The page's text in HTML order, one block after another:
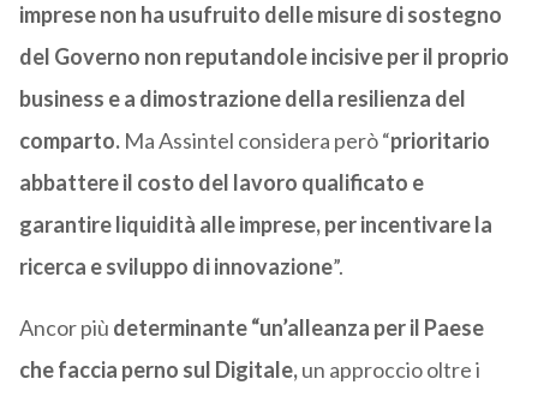
imprese non ha usufruito delle misure di sostegno
del Governo non reputandole incisive per il proprio
business e a dimostrazione della resilienza del
comparto.Ma Assintel considera però “prioritario
abbattere il costo del lavoro qualificato e
garantire liquidità alle imprese, per incentivare la
ricerca e sviluppo di innovazione”.
Ancor più determinante “un’alleanza per il Paese
che faccia perno sul Digitale,un approccio oltre i